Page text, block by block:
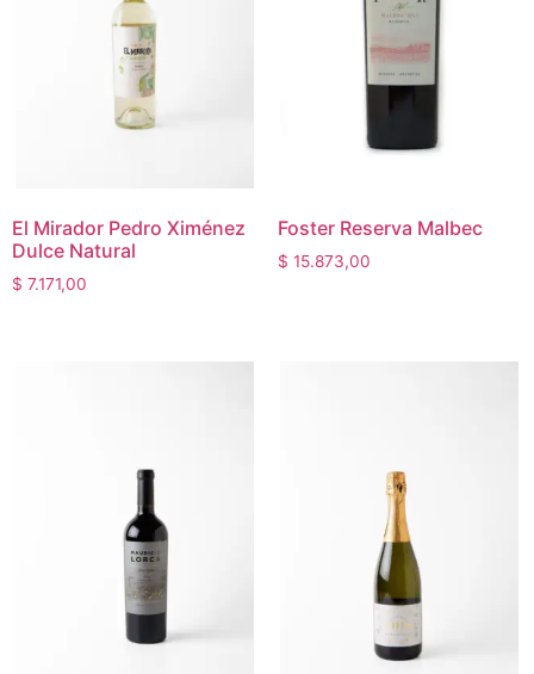
El Mirador Pedro Ximénez
Dulce Natural
$ 7.171,00
Foster Reserva Malbec
$ 15.873,00